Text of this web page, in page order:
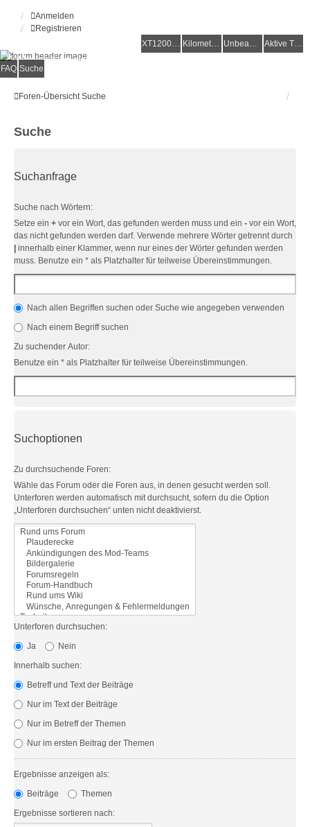
Anmelden
Registrieren
XT1200Z-Wiki
Kilometerstatistik Unbeantwortete Themen Aktive Themen
Alles rund um die Yamaha XT1200Z Super Ténéré
FAQ Suche
Foren-Übersicht Suche
Suche
Suchanfrage
Suche nach Wörtern:
Setze ein + vor ein Wort, das gefunden werden muss und ein - vor ein Wort,
das nicht gefunden werden darf. Verwende mehrere Wörter getrennt durch
innerhalb einer Klammer, wenn nur eines der Wörter gefunden werden
muss. Benutze ein * als Platzhalter für teilweise Übereinstimmungen.
Nach allen Begriffen suchen oder Suche wie angegeben verwenden
Nach einem Begriff suchen
Zu suchender Autor:
Benutze ein * als Platzhalter für teilweise Übereinstimmungen.
Suchoptionen
Zu durchsuchende Foren:
Wähle das Forum oder die Foren aus, in denen gesucht werden soll.
Unterforen werden automatisch mit durchsucht, sofern du die Option
„Unterforen durchsuchen“ unten nicht deaktivierst.
Unterforen durchsuchen:
Ja
Nein
Innerhalb suchen:
Betreff und Text der Beiträge
Nur im Text der Beiträge
Nur im Betreff der Themen
Nur im ersten Beitrag der Themen
Ergebnisse anzeigen als:
Beiträge
Themen
Ergebnisse sortieren nach: